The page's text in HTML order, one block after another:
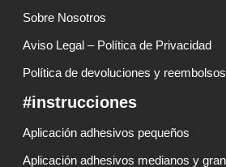
Sobre Nosotros
Aviso Legal – Política de Privacidad
Política de devoluciones y reembolsos
#instrucciones
Aplicación adhesivos pequeños
Aplicación adhesivos medianos y